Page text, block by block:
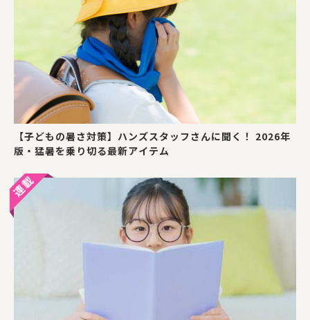
【子どもの暑さ対策】ハンズスタッフさんに聞く！ 2026年
版・猛暑を乗り切る最新アイテム